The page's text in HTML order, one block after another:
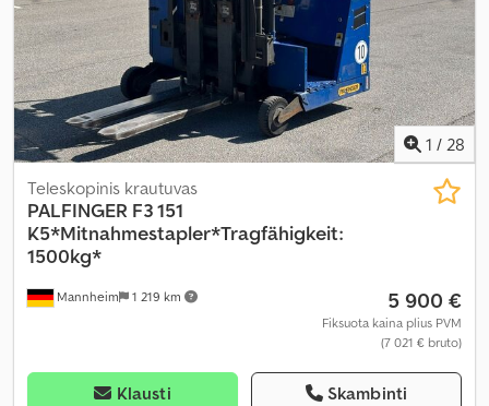
1 / 28
Mannheim 1 219 km
Teleskopinis krautuvas
PALFINGER F3 151
K5*Mitnahmestapler*Tragfähigkeit:
1500kg*
5 900 €
Fiksuota kaina plius PVM
(7 021 € bruto)
Klausti Skambinti